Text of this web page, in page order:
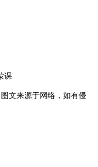
课
文来源于网络，如有侵